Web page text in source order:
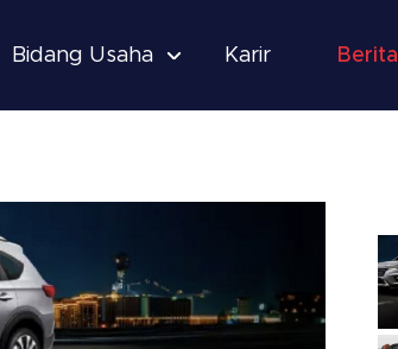
Bidang Usaha Karir Berita